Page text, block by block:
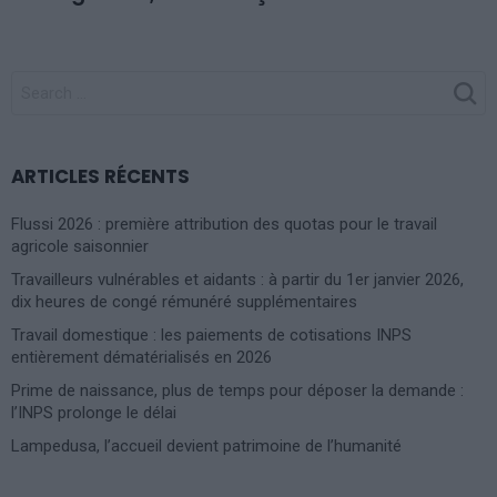
ARTICLES RÉCENTS
Flussi 2026 : première attribution des quotas pour le travail
agricole saisonnier
Travailleurs vulnérables et aidants : à partir du 1er janvier 2026,
dix heures de congé rémunéré supplémentaires
Travail domestique : les paiements de cotisations INPS
entièrement dématérialisés en 2026
Prime de naissance, plus de temps pour déposer la demande :
l’INPS prolonge le délai
Lampedusa, l’accueil devient patrimoine de l’humanité